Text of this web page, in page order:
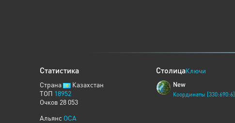
Статистика
Страна
Казахстан
ТОП 18952
Очков 28 053
Альянс OCA
СтолицаКлючи
New
Координаты [330:690:6]